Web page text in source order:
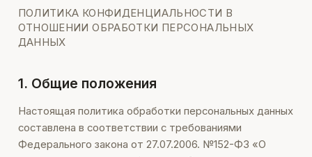
ПОЛИТИКА КОНФИДЕНЦИАЛЬНОСТИ В
ОТНОШЕНИИ ОБРАБОТКИ ПЕРСОНАЛЬНЫХ
ДАННЫХ
1. Общие положения
Настоящая политика обработки персональных данных
составлена в соответствии с требованиями
Федерального закона от 27.07.2006. №152-ФЗ «О